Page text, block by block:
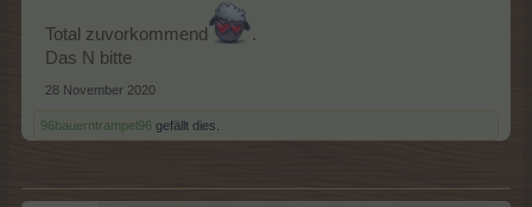
Total zuvorkommend
.
Das N bitte
28 November 2020
96bauerntrampel96 gefällt dies.